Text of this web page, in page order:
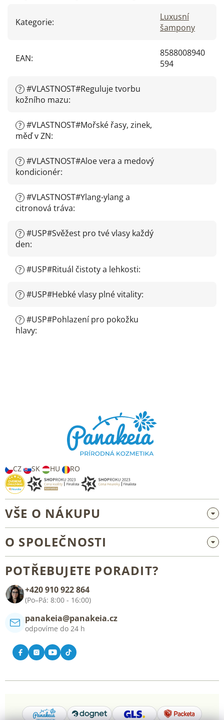
Kategorie:
Luxusní
šampony
EAN:
8588008940
594
? #VLASTNOST#Reguluje tvorbu
kožního mazu:
? #VLASTNOST#Mořské řasy, zinek,
měď v ZN:
? #VLASTNOST#Aloe vera a medový
kondicionér:
? #VLASTNOST#Ylang-ylang a
citronová tráva:
? #USP#Svěžest pro tvé vlasy každý
den:
? #USP#Rituál čistoty a lehkosti:
? #USP#Hebké vlasy plné vitality:
? #USP#Pohlazení pro pokožku
hlavy:
CZ SK HU RO
VŠE O NÁKUPU
Velkoobchod a spolupráce
Všeobecné obchodní podmínky
O SPOLEČNOSTI
Kontakt
POTŘEBUJETE PORADIT?
+420 910 922 864
(Po–Pá: 8:00 - 16:00)
panakeia@panakeia.cz
odpovíme do 24 h